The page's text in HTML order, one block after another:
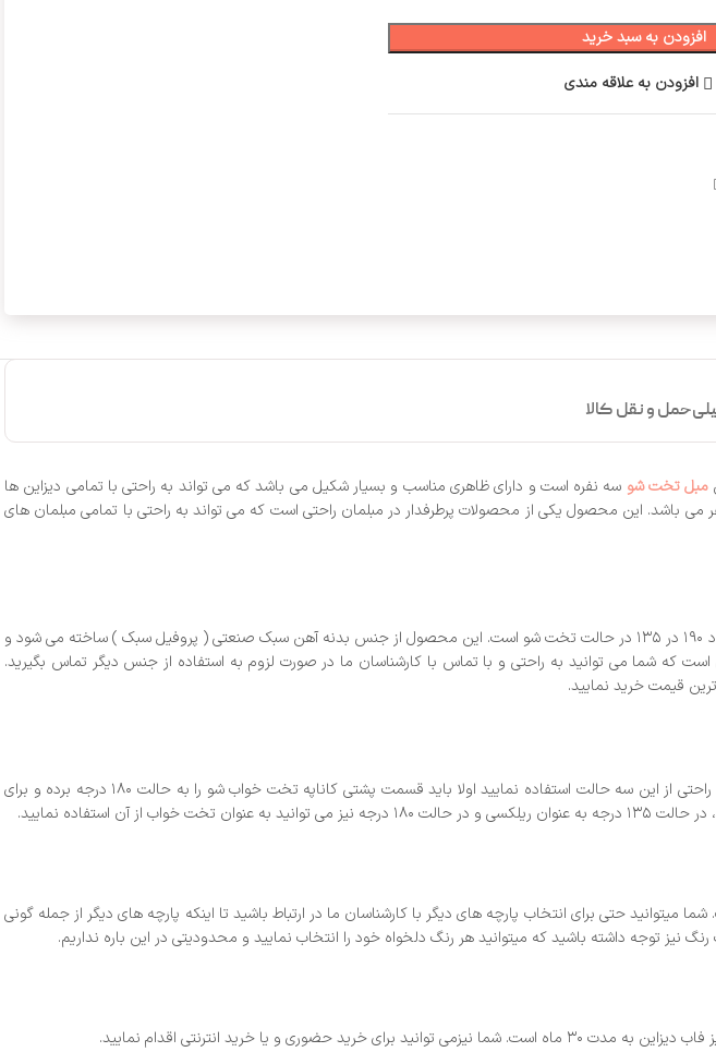
افزودن به سبد خرید
افزودن به علاقه مندی
حمل و نقل کالا
مبل تخت شو سه نفره است و دارای ظاهری مناسب و بسیار شکیل می باشد که می تواند به راحتی با تمامی دیزاین ها
باشد. این محصول یکی از محصولات پرطرفدار در مبلمان راحتی است که می تواند به راحتی با تمامی مبلمان های
در کنار ظاهر زیبا و بسیار شکیل دارای یک مکانیزم و لولای آهنی بسیار قوی می باشد که از ابعاد ۱۹۰ در ۱۳۵ در حالت تخت شو است. این محصول از جنس بدنه آهن سبک صنعتی ( پروفیل سبک ) ساخته می شود و
میشود از استیل است که شما می توانید به راحتی و با تماس با کارشناسان ما در صورت لزوم به استفاده از جنس دیگر تماس بگیرید.
قیمت خرید نمایید.
پشتی این محصول به دلیل اینکه از یراق آلات در آن استفاده میشود می تواند به سه حالت تنظیم گردد. برای اینکه بتوانید به راحتی از این سه حالت استفاده نمایید اولا باید قسمت پشتی کاناپه تخت خواب شو را به حالت ۱۸۰ درجه برده و برای
حتی برای انتخاب پارچه های دیگر با کارشناسان ما در ارتباط باشید تا اینکه پارچه های دیگر از جمله گونی
توجه داشته باشید که میتوانید هر رنگ دلخواه خود را انتخاب نمایید و محدودیتی در این باره نداریم.
نیزمی توانید برای خرید حضوری و یا خرید انترنتی اقدام نمایید.